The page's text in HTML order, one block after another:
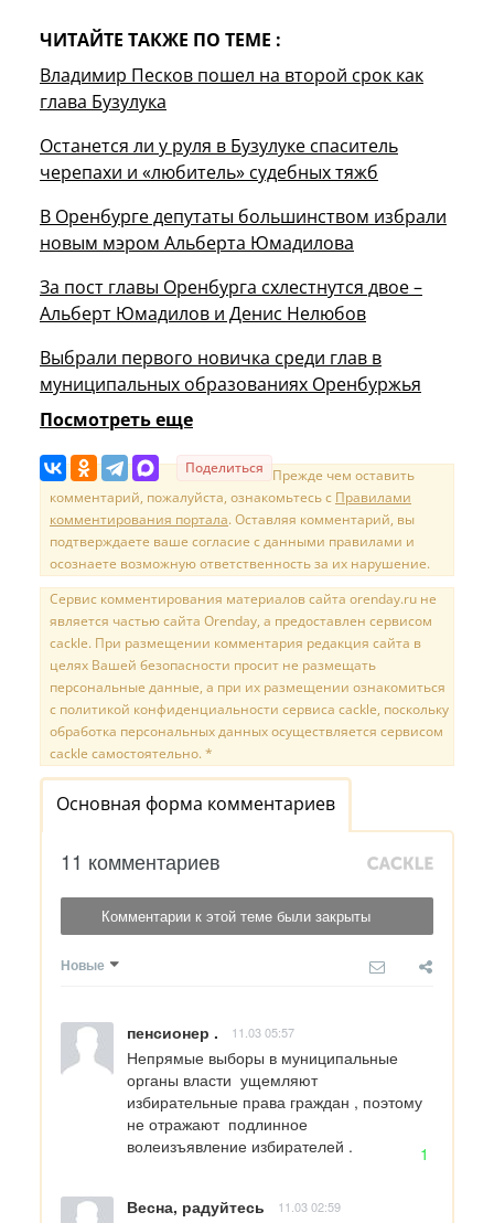
ЧИТАЙТЕ ТАКЖЕ ПО ТЕМЕ :
Владимир Песков пошел на второй срок как
глава Бузулука
Останется ли у руля в Бузулуке спаситель
черепахи и «любитель» судебных тяжб
В Оренбурге депутаты большинством избрали
новым мэром Альберта Юмадилова
За пост главы Оренбурга схлестнутся двое –
Альберт Юмадилов и Денис Нелюбов
Выбрали первого новичка среди глав в
муниципальных образованиях Оренбуржья
Посмотреть еще
Поделиться Прежде чем оставить
комментарий, пожалуйста, ознакомьтесь с Правилами
комментирования портала. Оставляя комментарий, вы
подтверждаете ваше согласие с данными правилами и
осознаете возможную ответственность за их нарушение.
Сервис комментирования материалов сайта orenday.ru не
является частью сайта Orenday, а предоставлен сервисом
cackle. При размещении комментария редакция сайта в
целях Вашей безопасности просит не размещать
персональные данные, а при их размещении ознакомиться
с политикой конфиденциальности сервиса cackle, поскольку
обработка персональных данных осуществляется сервисом
cackle самостоятельно. *
Основная форма комментариев
11 комментариев
Комментарии к этой теме были закрыты
Новые
пенсионер . 11.03 05:57
Непрямые выборы в муниципальные
органы власти  ущемляют
избирательные права граждан , поэтому
не отражают  подлинное
волеизъявление избирателей .
1
Весна, радуйтесь 11.03 02:59